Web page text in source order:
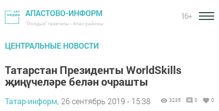
АПАСТОВО-ИНФОРМ
"Йолдыз" газетасы - Апас районы
16+
ЦЕНТРАЛЬНЫЕ НОВОСТИ
Татарстан Президенты WorldSkills
җиңүчеләре белән очрашты
Татар-информ, 26 сентябрь 2019 - 15:38 3235 0 0